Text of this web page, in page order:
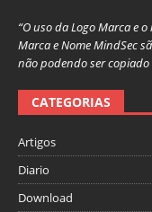
“O uso da Logo Marca e
Marca e Nome MindSec
não podendo ser
CATEGORIAS
Artigos
Diario
Download